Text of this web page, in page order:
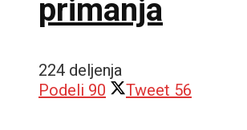
primanja
224 deljenja
Podeli 90 Tweet 56